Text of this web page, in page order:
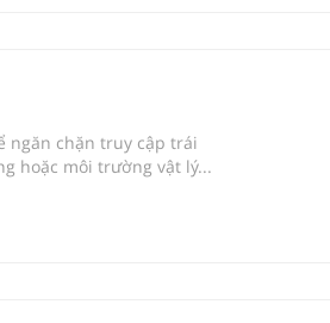
ngăn chặn truy cập trái
hoặc môi trường vật lý...